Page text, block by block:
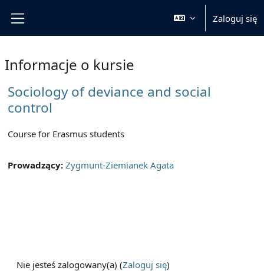
Zaloguj się
Informacje o kursie
Sociology of deviance and social
control
Course for Erasmus students
Prowadzący: Zygmunt-Ziemianek Agata
Nie jesteś zalogowany(a) (Zaloguj się)